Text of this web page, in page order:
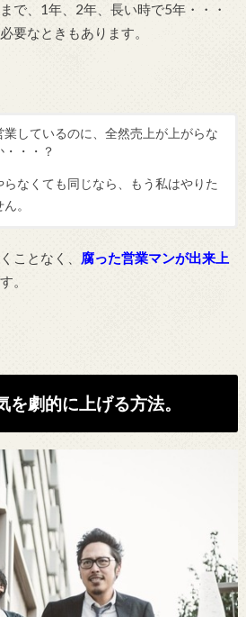
で、1年、2年、長い時で5年・・・
要なときもあります。
業しているのに、全然売上が上がらな
・・・？
らなくても同じなら、もう私はやりた
。
ことなく、 腐った営業マンが出来上
。
を劇的に上げる方法。